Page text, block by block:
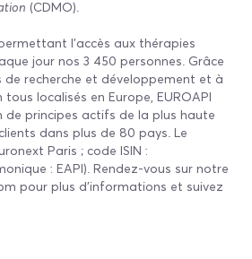
(CDMO).
l'accès aux thérapies
jour nos 3 450 personnes. Grâce
de recherche et développement et à
localisés en Europe, EUROAPI
de principes actifs de la plus haute
dans plus de 80 pays. Le
Paris ; code ISIN :
: EAPI). Rendez-vous sur notre
pour plus d’informations et suivez